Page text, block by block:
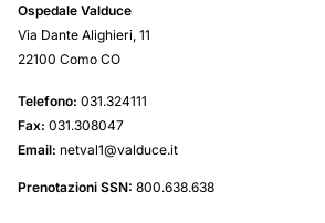
Ospedale Valduce
Via Dante Alighieri, 11
22100 Como CO
Telefono: 031.324111
Fax: 031.308047
Email: netval1@valduce.it
Prenotazioni SSN: 800.638.638